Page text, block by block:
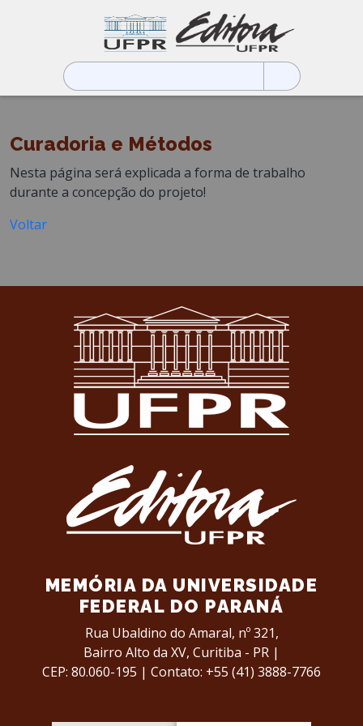
Pesquisar
por:
Curadoria e Métodos
Nesta página será explicada a forma de trabalho
durante a concepção do projeto!
Voltar
MEMÓRIA DA UNIVERSIDADE
FEDERAL DO PARANÁ
Rua Ubaldino do Amaral, nº 321,
Bairro Alto da XV, Curitiba - PR |
CEP: 80.060-195 | Contato: +55 (41) 3888-7766